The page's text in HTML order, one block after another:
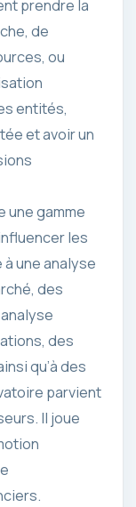
prendre la
de
ou
entités,
et avoir un
une gamme
les
une analyse
des
des
qu’à des
parvient
Il joue